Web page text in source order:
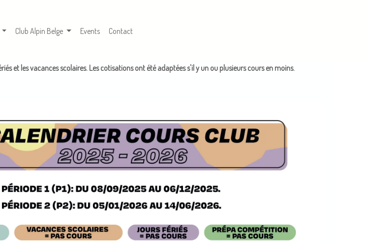
Club Alpin Belge Events Contact
et les vacances scolaires. Les cotisations ont été adaptées s'il y un ou plusieurs cours en moins.